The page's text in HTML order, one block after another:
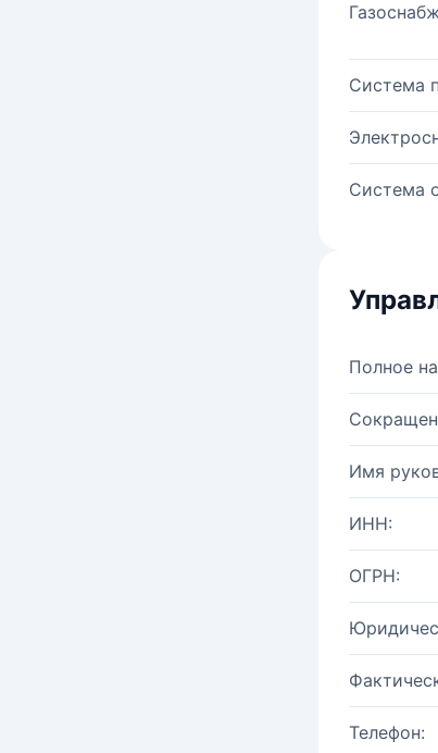
Система
Система
Полное
Имя
ИНН:
ОГРН:
Телефон: